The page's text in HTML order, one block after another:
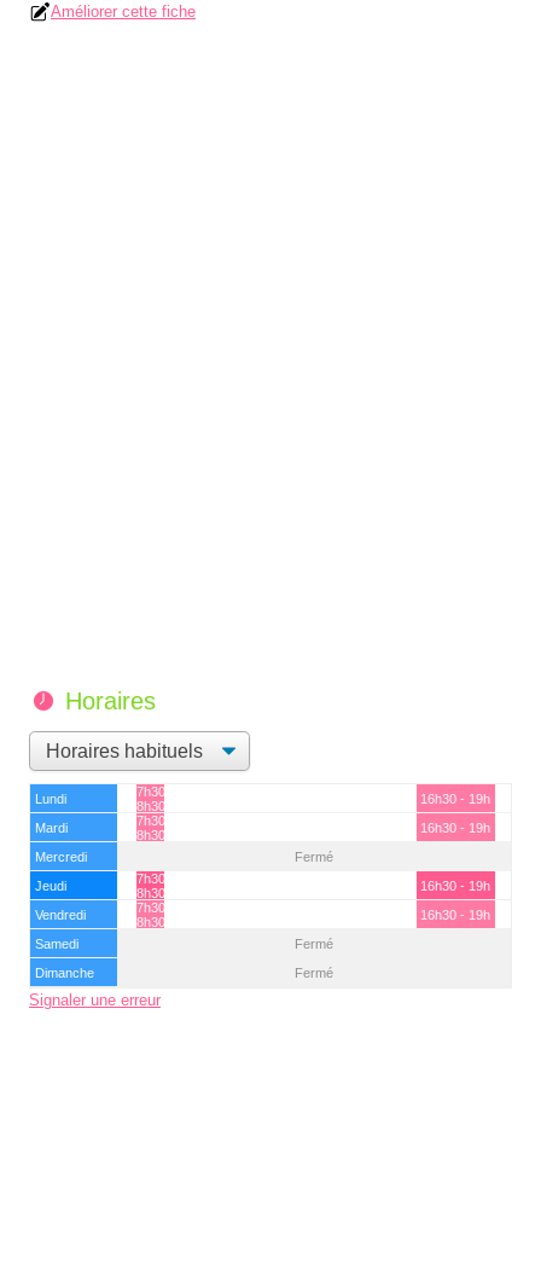
Améliorer cette fiche
Horaires
Lundi
7h30 -
8h30
16h30 - 19h
Mardi
7h30 -
8h30
16h30 - 19h
Mercredi
Fermé
Jeudi
7h30 -
8h30
16h30 - 19h
Vendredi
7h30 -
8h30
16h30 - 19h
Samedi
Fermé
Dimanche
Fermé
Signaler une erreur